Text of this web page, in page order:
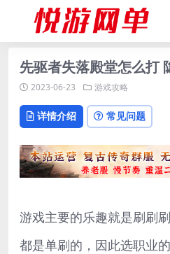
先驱者失落殿堂怎么打
2023-06-23 游戏攻略
详情介绍 常见问题
游戏主要的乐趣就是刷刷
都是单刷的，因此选职业